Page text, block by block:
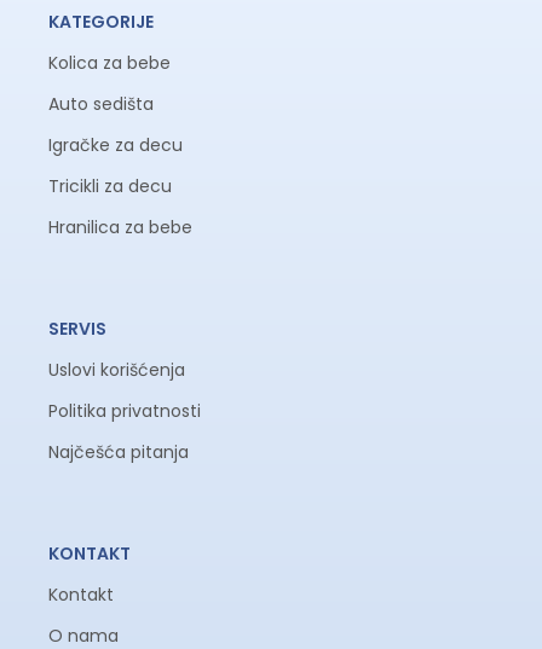
KATEGORIJE
Kolica za bebe
Auto sedišta
Igračke za decu
Tricikli za decu
Hranilica za bebe
SERVIS
Uslovi korišćenja
Politika privatnosti
Najčešća pitanja
KONTAKT
Kontakt
O nama